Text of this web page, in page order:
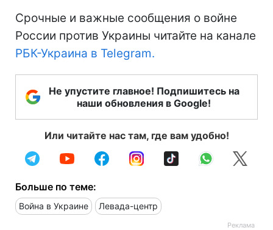
Срочные и важные сообщения о войне
России против Украины читайте на канале
РБК-Украина в Telegram.
Не упустите главное! Подпишитесь на
наши обновления в Google!
Или читайте нас там, где вам удобно!
Больше по теме:
Война в Украине Левада-центр